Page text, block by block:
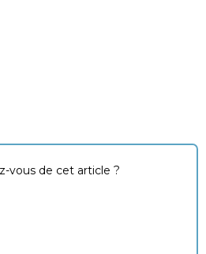
vous de cet article ?